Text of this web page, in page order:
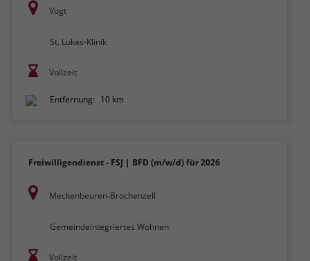
Vogt
St. Lukas-Klinik
Vollzeit
Entfernung: 10 km
Freiwilligendienst - FSJ | BFD (m/w/d) für 2026
Meckenbeuren-Brochenzell
Gemeindeintegriertes Wohnen
Vollzeit